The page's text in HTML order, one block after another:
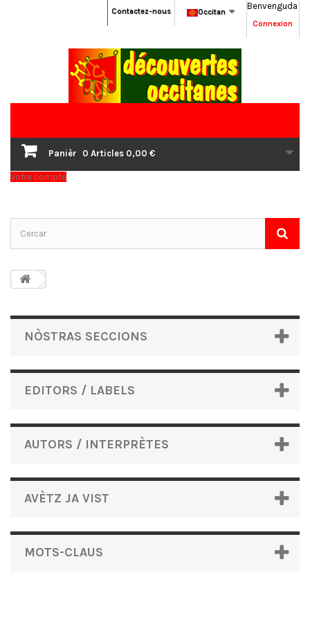
Benvenguda
Connexion
Occitan
Contactez-nous
Panièr 0 Articles 0,00 €
Votre compte
NÒSTRAS SECCIONS
EDITORS / LABELS
AUTORS / INTERPRÈTES
AVÈTZ JA VIST
MOTS-CLAUS